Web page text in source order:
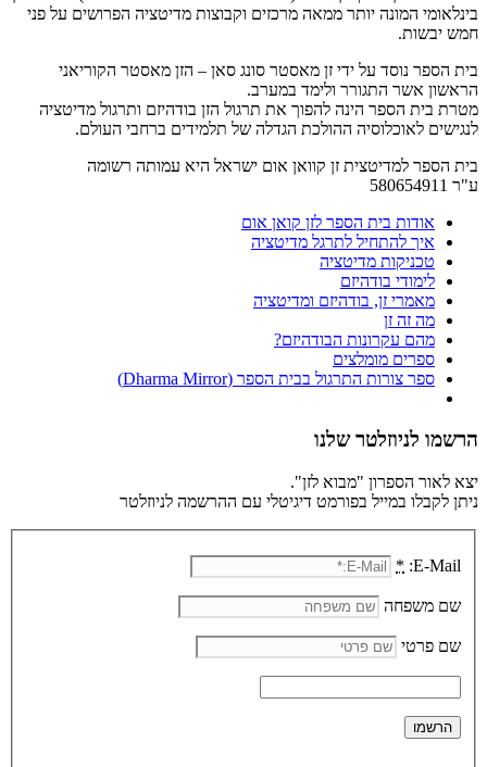
בינלאומי המונה יותר ממאה מרכזים וקבוצות מדיטציה הפרושים על פני
חמש יבשות.
בית הספר נוסד על ידי זן מאסטר סונג סאן – הזן מאסטר הקוריאני
הראשון אשר התגורר ולימד במערב.
מטרת בית הספר הינה להפוך את תרגול הזן בודהיזם ותרגול מדיטציה
לנגישים לאוכלוסיה ההולכת הגדלה של תלמידים ברחבי העולם.
בית הספר למדיטצית זן קוואן אום ישראל היא עמותה רשומה
ע"ר 580654911
אודות בית הספר לזן קואן אום
איך להתחיל לתרגל מדיטציה
טכניקות מדיטציה
לימודי בודהיזם
מאמרי זן, בודהיזם ומדיטציה
מה זה זן
מהם עקרונות הבודהיזם?
ספרים מומלצים
ספר צורות התרגול בבית הספר (Dharma Mirror)
הרשמו לניוזלטר שלנו
יצא לאור הספרון "מבוא לזן".
ניתן לקבלו במייל בפורמט דיגיטלי עם ההרשמה לניוזלטר
E-Mail:
*
שם משפחה
שם פרטי